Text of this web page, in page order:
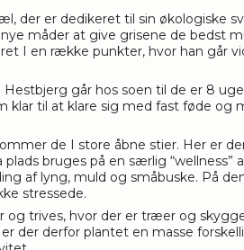
der er dedikeret til sin økologiske
måder at give grisene de bedst
I en række punkter, hvor han går
går hos soen til de er 8
klar til at klare sig med fast føde og
de I store åbne stier. Her er
bruges på en særlig “wellness”
af lyng, muld og småbuske. På
stressede.
og trives, hvor der er træer og
der derfor plantet en masse